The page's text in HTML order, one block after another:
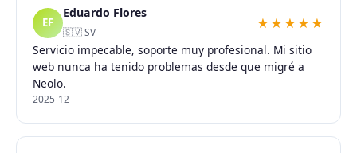
EF
Eduardo Flores
🇸🇻 SV
★★★★★
Servicio impecable, soporte muy profesional. Mi sitio
web nunca ha tenido problemas desde que migré a
Neolo.
2025-12